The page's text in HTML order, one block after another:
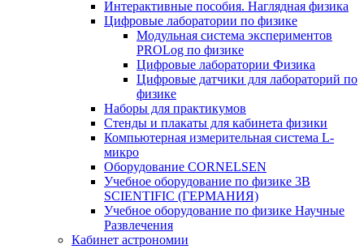
Интерактивные пособия. Наглядная физика
Цифровые лаборатории по физике
Модульная система экспериментов
PROLog по физике
Цифровые лаборатории Физика
Цифровые датчики для лабораторий по
физике
Наборы для практикумов
Стенды и плакаты для кабинета физики
Компьютерная измерительная система L-
микро
Оборудование CORNELSEN
Учебное оборудование по физике 3B
SCIENTIFIC (ГЕРМАНИЯ)
Учебное оборудование по физике Научные
Развлечения
Кабинет астрономии